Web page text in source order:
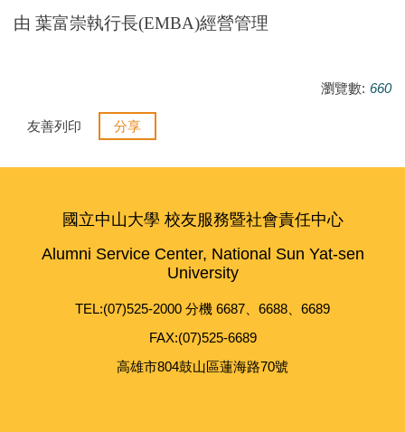
由 葉富崇執行長(EMBA)經營管理
瀏覽數: 660
友善列印 分享
國立中山大學 校友服務暨社會責任中心
Alumni Service Center, National Sun Yat-sen
University
TEL:(07)525-2000 分機 6687、6688、6689
FAX:(07)525-6689
高雄市804鼓山區蓮海路70號